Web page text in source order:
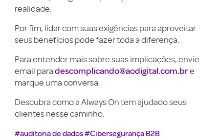
realidade.
Por fim, lidar com suas exigências para aproveitar
seus benefícios pode fazer toda a diferença.
Para entender mais sobre suas implicações, envie
email para descomplicando@aodigital.com.bre
marque uma conversa.
Descubra como a Always On tem ajudado seus
clientes nesse caminho.
#auditoria de dados#Cibersegurança B2B